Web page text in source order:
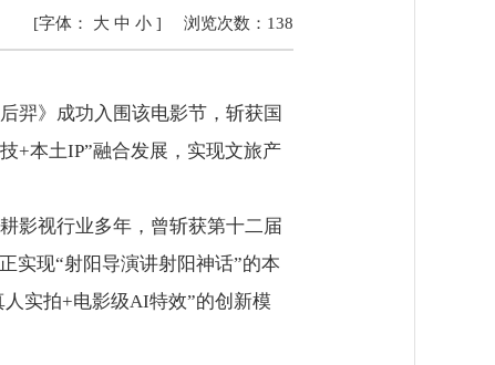
浏览次数： 138
[字体： 大 中 小 ]
》成功入围该电影节，斩获国
+本土IP”融合发展，实现文旅产
影视行业多年，曾斩获第十二届
实现“射阳导演讲射阳神话”的本
实拍+电影级AI特效”的创新模